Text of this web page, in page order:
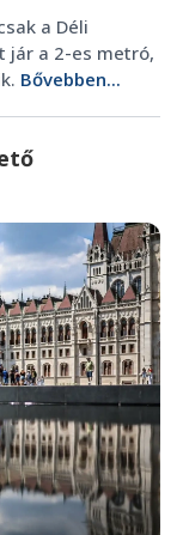
a Déli
jár a 2-es metró,
Bővebben...